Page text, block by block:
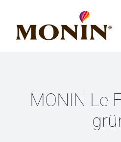
Inhalt
springen
MONIN Le